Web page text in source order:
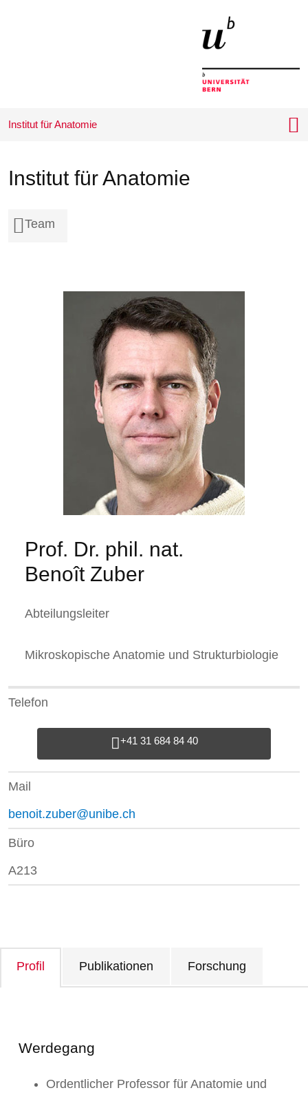
Institut für Anatomie
Institut für Anatomie
Team
Prof. Dr. phil. nat.
Benoît Zuber
Abteilungsleiter
Mikroskopische Anatomie und Strukturbiologie
Telefon
+41 31 684 84 40
Mail
benoit.zuber@unibe.ch
Büro
A213
Profil Publikationen Forschung
Werdegang
Ordentlicher Professor für Anatomie und